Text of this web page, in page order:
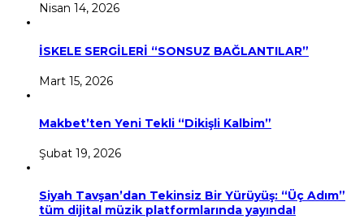
Nisan 14, 2026
İSKELE SERGİLERİ “SONSUZ BAĞLANTILAR”
Mart 15, 2026
Makbet’ten Yeni Tekli “Dikişli Kalbim”
Şubat 19, 2026
Siyah Tavşan’dan Tekinsiz Bir Yürüyüş: “Üç Adım”
tüm dijital müzik platformlarında yayında!